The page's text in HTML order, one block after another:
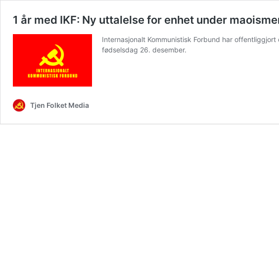
1 år med IKF: Ny uttalelse for enhet under
Internasjonalt Kommunistisk Forbund har
fødselsdag 26. desember.
Tjen Folket Media